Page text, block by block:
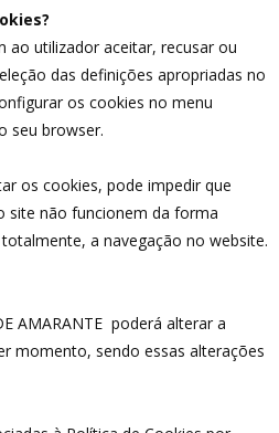
ao utilizador aceitar, recusar ou
das definições apropriadas no
os cookies no menu
seu browser.
os cookies, pode impedir que
site não funcionem da forma
a navegação no website.
AMARANTE poderá alterar a
momento, sendo essas alterações